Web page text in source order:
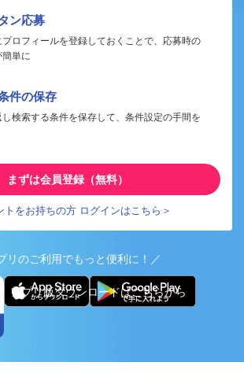
ン応募
プロフィールを登録しておくことで、応募時の
簡単に
件の保存
し検索する条件を保存して、条件設定の手間を
まずは会員登録（無料）
トをお持ちの方 ログインはこちら＞
リのご利用でもっと便利に！／
アプリ版ダウンロードはこちらから